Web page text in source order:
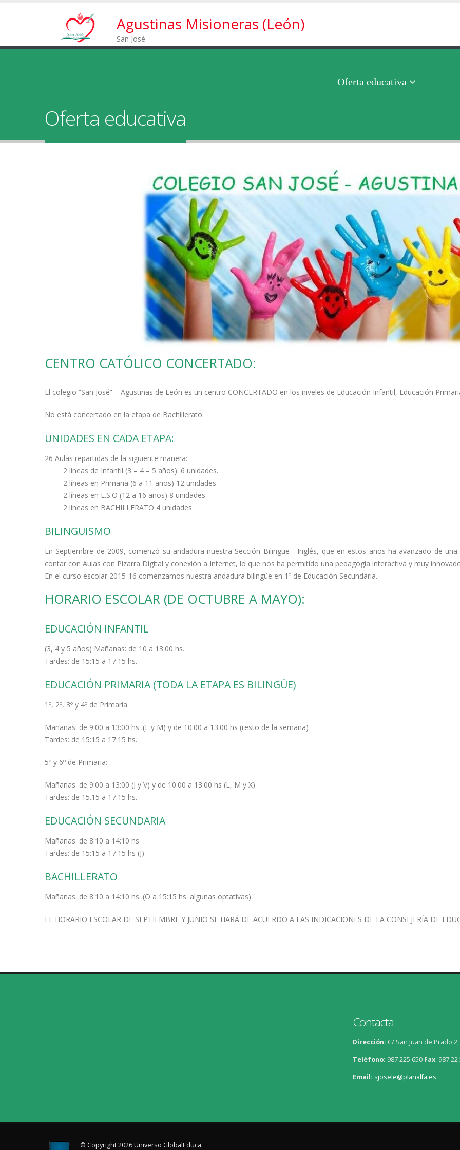
Agustinas Misioneras (León)
San José
Oferta educativa
Oferta educativa
CENTRO CATÓLICO CONCERTADO:
El colegio “San José” – Agustinas de León es un centro CONCERTADO en los niveles de Educación Infantil, Educación
No está concertado en la etapa de Bachillerato.
UNIDADES EN CADA ETAPA:
26 Aulas repartidas de la siguiente manera:
2 líneas de Infantil (3 – 4 – 5 años). 6 unidades.
2 líneas en Primaria (6 a 11 años) 12 unidades
2 líneas en E.S.O (12 a 16 años) 8 unidades
2 líneas en BACHILLERATO 4 unidades
BILINGÜISMO
En Septiembre de 2009, comenzó su andadura nuestra Sección Bilingüe - Inglés, que en estos años ha avanzado de
contar con Aulas con Pizarra Digital y conexión a Internet, lo que nos ha permitido una pedagogía interactiva y muy
En el curso escolar 2015-16 comenzamos nuestra andadura bilingüe en 1º de Educación Secundaria.
HORARIO ESCOLAR (DE OCTUBRE A MAYO):
EDUCACIÓN INFANTIL
(3, 4 y 5 años) Mañanas: de 10 a 13:00 hs.
Tardes: de 15:15 a 17:15 hs.
EDUCACIÓN PRIMARIA (TODA LA ETAPA ES BILINGÜE)
1º, 2º, 3º y 4º de Primaria:
Mañanas: de 9.00 a 13:00 hs. (L y M) y de 10:00 a 13:00 hs (resto de la semana)
Tardes: de 15:15 a 17:15 hs.
5º y 6º de Primaria:
Mañanas: de 9:00 a 13:00 (J y V) y de 10.00 a 13.00 hs (L, M y X)
Tardes: de 15.15 a 17.15 hs.
EDUCACIÓN SECUNDARIA
Mañanas: de 8:10 a 14:10 hs.
Tardes: de 15:15 a 17:15 hs (J)
BACHILLERATO
Mañanas: de 8:10 a 14:10 hs. (O a 15:15 hs. algunas optativas)
EL HORARIO ESCOLAR DE SEPTIEMBRE Y JUNIO SE HARÁ DE ACUERDO A LAS INDICACIONES DE LA CONSEJERÍA DE
Contacta
Dirección: C/ San Juan de Prado
Teléfono: 987 225 650 Fax: 987 22
Email: sjosele@planalfa.es
© Copyright 2026 Universo GlobalEduca.